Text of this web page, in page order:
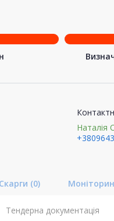
Наталія
Скарги (0)
Тендерна документація